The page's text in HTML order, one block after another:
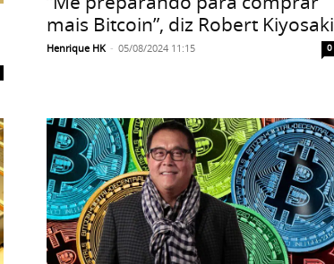
mais Bitcoin”, diz Robert Kiyosaki
Henrique HK - 05/08/2024 11:15 0